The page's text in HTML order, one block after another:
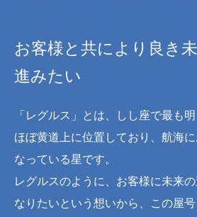
お客様と共により良き
進みたい
「レグルス」とは、しし座で最も
ほぼ黄道上に位置しており、航海
なっている星です。
レグルスのように、お客様に未来
なりたいという想いから、この屋号